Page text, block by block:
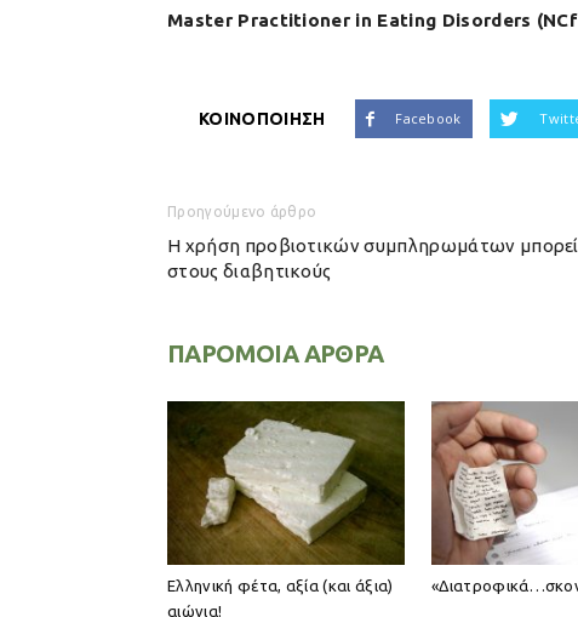
Master Practitioner in Eating Disorders
ΚΟΙΝΟΠΟΙΗΣΗ Facebook
Προηγούμενο άρθρο
Η χρήση προβιοτικών συμπληρωμάτων μπορεί
στους διαβητικούς
ΠΑΡΟΜΟΙΑ ΑΡΘΡΑ
Ελληνική φέτα, αξία (και άξια)
αιώνια!